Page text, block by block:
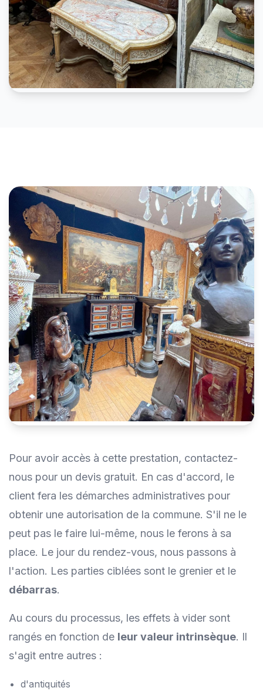
Pour avoir accès à cette prestation, contactez-
nous pour un devis gratuit. En cas d'accord, le
client fera les démarches administratives pour
obtenir une autorisation de la commune. S'il ne le
peut pas le faire lui-même, nous le ferons à sa
place. Le jour du rendez-vous, nous passons à
l'action. Les parties ciblées sont le grenier et le
débarras.
Au cours du processus, les effets à vider sont
rangés en fonction de leur valeur intrinsèque. Il
s'agit entre autres :
d'antiquités